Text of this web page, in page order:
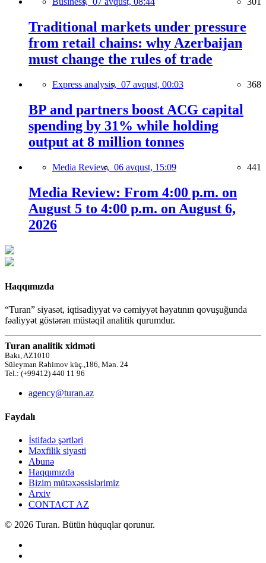
Traditional markets under pressure
from retail chains: why Azerbaijan
must change the rules of trade
Express analysis, 07 avqust, 00:03 368
BP and partners boost ACG capital
spending by 31% while holding
output at 8 million tonnes
Media Review, 06 avqust, 15:09 441
Media Review: From 4:00 p.m. on
August 5 to 4:00 p.m. on August 6,
2026
Haqqımızda
“Turan” siyasət, iqtisadiyyat və cəmiyyət həyatının qovuşuğunda
fəaliyyət göstərən müstəqil analitik qurumdur.
Turan analitik xidməti
Bakı, AZ1010
Süleyman Rəhimov küç.,186, Mən. 24
Tel.: (+99412) 440 11 96
agency@turan.az
Faydalı
İstifadə şərtləri
Məxfilik siyasti
Abunə
Haqqımızda
Bizim mütəxəssislərimiz
Arxiv
CONTACT AZ
© 2026 Turan. Bütün hüquqlar qorunur.